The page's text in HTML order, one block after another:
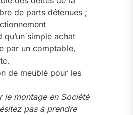
de parts détenues ;
simple achat
par un comptable,
de meublé pour les
le montage en Société
pas à prendre